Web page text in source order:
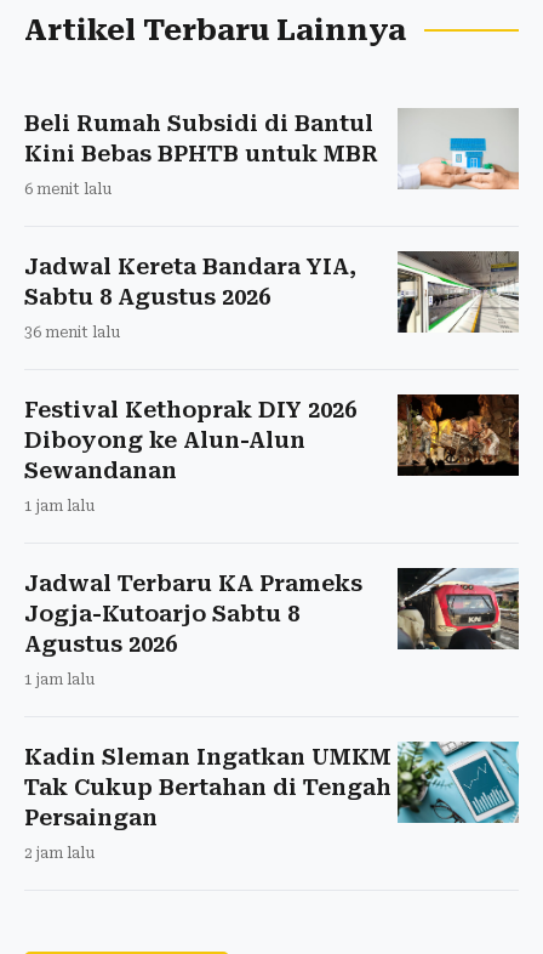
Artikel Terbaru Lainnya
Beli Rumah Subsidi di Bantul
Kini Bebas BPHTB untuk MBR
6 menit lalu
Jadwal Kereta Bandara YIA,
Sabtu 8 Agustus 2026
36 menit lalu
Festival Kethoprak DIY 2026
Diboyong ke Alun-Alun
Sewandanan
1 jam lalu
Jadwal Terbaru KA Prameks
Jogja-Kutoarjo Sabtu 8
Agustus 2026
1 jam lalu
Kadin Sleman Ingatkan UMKM
Tak Cukup Bertahan di Tengah
Persaingan
2 jam lalu